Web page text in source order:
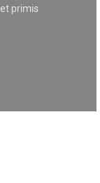
primis